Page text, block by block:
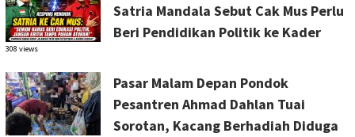
Satria Mandala Sebut Cak Mus Perlu
Beri Pendidikan Politik ke Kader
308 views
Pasar Malam Depan Pondok
Pesantren Ahmad Dahlan Tuai
Sorotan, Kacang Berhadiah Diduga